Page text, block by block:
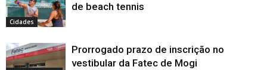
Cidades
de beach tennis
Prorrogado prazo de inscrição no
vestibular da Fatec de Mogi